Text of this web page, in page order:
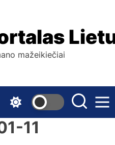
mažeikiečiai
11